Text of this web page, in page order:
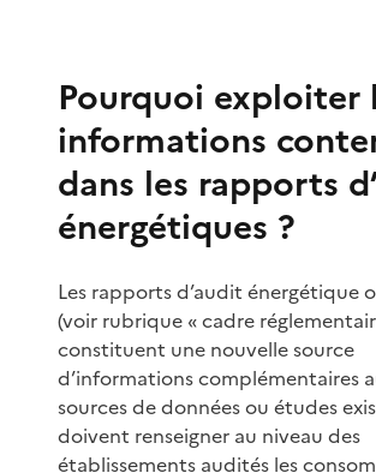
Pourquoi exploiter
informations
dans les rapports
énergétiques ?
Les rapports d’audit énergétique
(voir rubrique « cadre
constituent une nouvelle source
d’informations complémentaires
sources de données ou études
doivent renseigner au niveau des
établissements audités les